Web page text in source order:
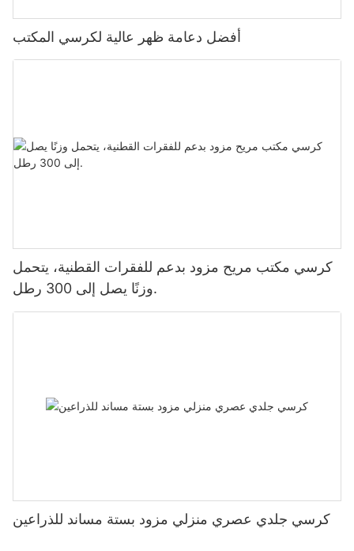
أفضل دعامة ظهر عالية لكرسي المكتب
كرسي مكتب مريح مزود بدعم للفقرات القطنية، يتحمل
وزنًا يصل إلى 300 رطل.
كرسي جلدي عصري منزلي مزود بستة مساند للذراعين